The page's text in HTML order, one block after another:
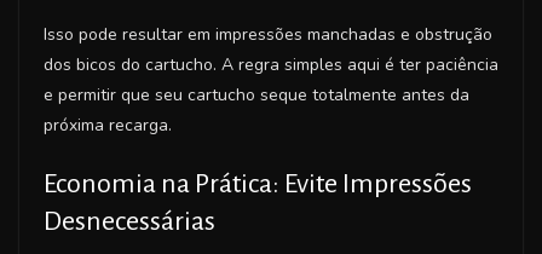
Isso pode resultar em impressões manchadas e obstrução
dos bicos do cartucho. A regra simples aqui é ter paciência
e permitir que seu cartucho seque totalmente antes da
próxima recarga.
Economia na Prática: Evite Impressões
Desnecessárias